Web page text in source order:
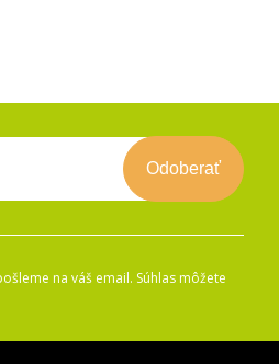
Odoberať
na váš email. Súhlas môžete